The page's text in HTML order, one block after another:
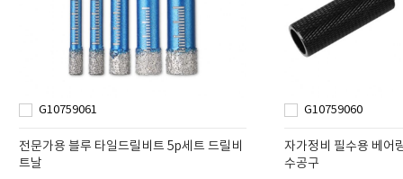
G10759061
전문가용 블루 타일드릴비트 5p세트 드릴비
트날
G10759060
자가정비 필수용 베어
수공구